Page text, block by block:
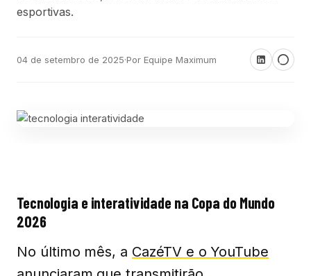
esportivas.
04 de setembro de 2025·Por Equipe Maximum
Tecnologia e interatividade na Copa do Mundo
2026
No último mês, a CazéTV e o YouTube